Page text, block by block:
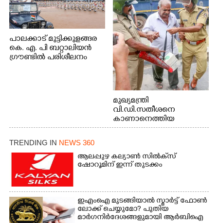
പാലക്കാട് മുട്ടിക്കുളങ്ങര
കെ. എ. പി ബറ്റാലിയൻ
ഗ്രൗണ്ടിൽ പരിശീലനം
മുഖ്യമന്ത്രി
വി.ഡി.സതീശനെ
കാണാനെത്തിയ
മോഹനൻ നായർ
TRENDING IN NEWS 360
ആലപ്പുഴ കല്യാൺ സിൽക്‌സ്
ഷോറൂമിന് ഇന്ന് തുടക്കം
ഇഎംഐ മുടങ്ങിയാൽ സ്മാർട്ട് ഫോൺ
ലോക്ക് ചെയ്യുമോ? പുതിയ
മാർഗനിർദേശങ്ങളുമായി ആർബിഐ